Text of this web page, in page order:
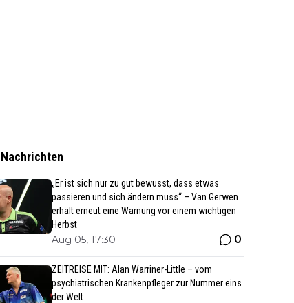
„Er ist sich nur zu gut bewusst, dass etwas
passieren und sich ändern muss“ – Van Gerwen
erhält erneut eine Warnung vor einem wichtigen
Herbst
Aug 05, 17:30 0
ZEITREISE MIT: Alan Warriner-Little – vom
psychiatrischen Krankenpfleger zur Nummer eins
der Welt